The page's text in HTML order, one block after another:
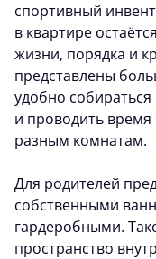
спортивный
в квартире
жизни, порядка и
представлены
удобно
и проводить время
разным комнатам.
Для родителей
собственными
гардеробными.
пространство